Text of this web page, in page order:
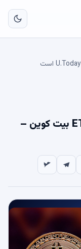
IBIT بلک راک پیشتاز راه اندازی ETF بیت کوین –